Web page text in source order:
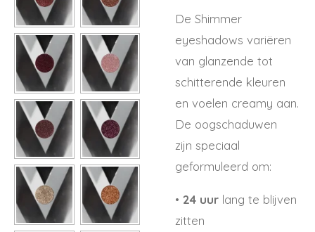
De Shimmer
eyeshadows variëren
van glanzende tot
schitterende kleuren
en voelen creamy aan.
De oogschaduwen
zijn speciaal
geformuleerd om:
• 24 uur lang te blijven
zitten